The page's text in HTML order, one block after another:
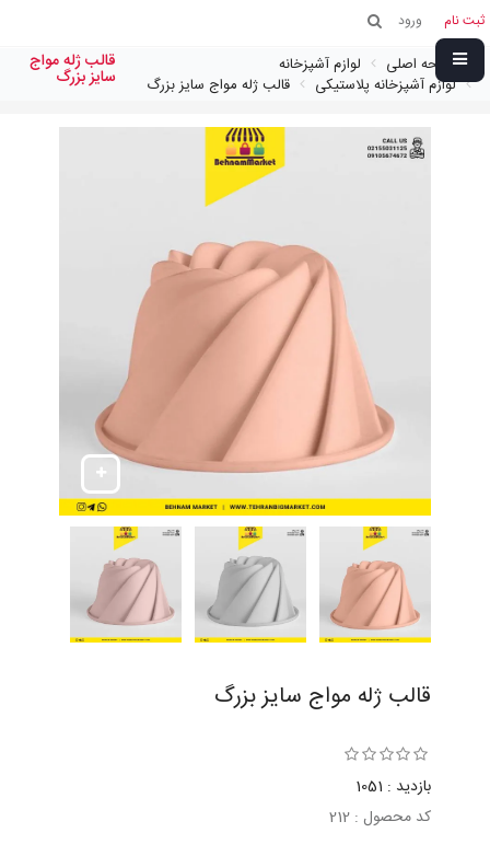
ثبت نام ورود
صفحه اصلی
لوازم آشپزخانه
لوازم آشپزخانه پلاستیکی
قالب ژله مواج سایز بزرگ
قالب ژله مواج
سایز بزرگ
قالب ژله مواج سایز بزرگ
بازدید : 1051
کد محصول : 212